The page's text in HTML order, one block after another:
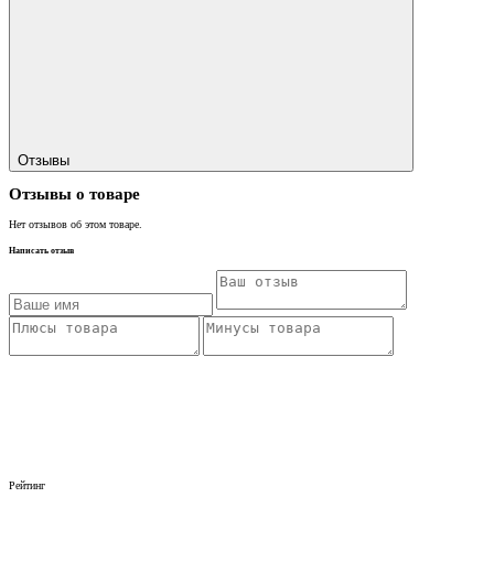
Отзывы
Отзывы о товаре
Нет отзывов об этом товаре.
Написать отзыв
Рейтинг